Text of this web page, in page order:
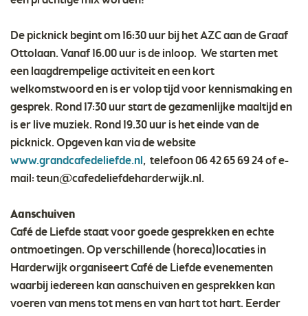
De picknick begint om 16:30 uur bij het AZC aan de Graaf
Ottolaan. Vanaf 16.00 uur is de inloop. We starten met
een laagdrempelige activiteit en een kort
welkomstwoord en is er volop tijd voor kennismaking en
gesprek. Rond 17:30 uur start de gezamenlijke maaltijd en
is er live muziek. Rond 19.30 uur is het einde van de
picknick. Opgeven kan via de website
www.grandcafedeliefde.nl, telefoon 06 42 65 69 24 of e-
mail:teun@cafedeliefdeharderwijk.nl.
Aanschuiven
Café de Liefde staat voor goede gesprekken en echte
ontmoetingen. Op verschillende (horeca)locaties in
Harderwijk organiseert Café de Liefde evenementen
waarbij iedereen kan aanschuiven en gesprekken kan
voeren van mens tot mens en van hart tot hart. Eerder